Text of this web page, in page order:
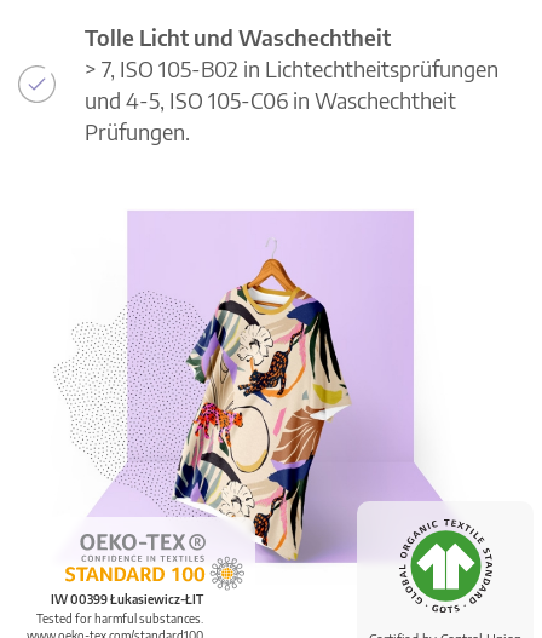
IW 00399 Łukasiewicz-ŁIT
Tested for harmful substances.
Tolle Licht und Waschechtheit
> 7, ISO 105-B02 in Lichtechtheitsprüfungen
und 4-5, ISO 105-C06 in Waschechtheit
Prüfungen.